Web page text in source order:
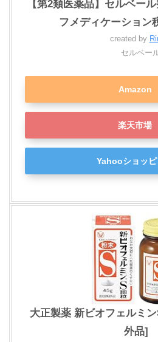
【第2類医薬品】セルベー
フメディケーション
created by
セルベー
Amazon
楽天市場
Yahooショッピ
大正製薬 新ビオフェルミ
外品]